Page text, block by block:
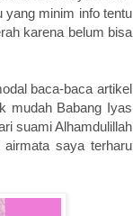
yang minim info tentu
karena belum bisa
baca-baca artikel
mudah Babang Iyas
suami Alhamdulillah
saya terharu